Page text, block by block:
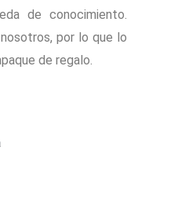
de conocimiento.
por lo que lo
de regalo.